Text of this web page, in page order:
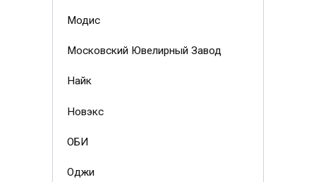
Модис
Московский Ювелирный Завод
Найк
Новэкс
ОБИ
Оджи